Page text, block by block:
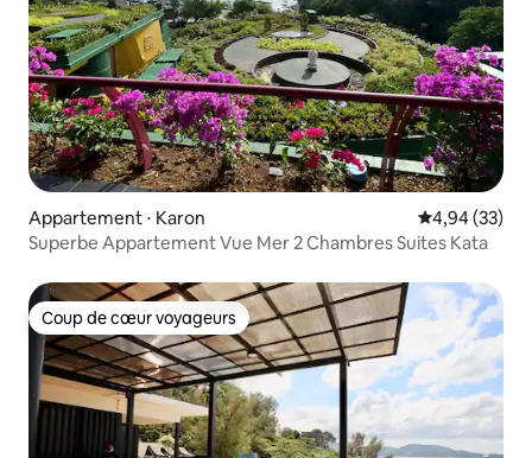
Appartement ⋅ Karon Évaluation
4,94 (33)
Superbe Appartement Vue Mer 2 Chambres Suites Kata
Coup de cœur voyageurs
Coup de cœur voyageurs